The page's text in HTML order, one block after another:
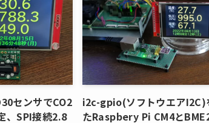
センサでCO2
、SPI接続2.8
i2c-gpio(ソフトウエアI2C)
たRaspbery Pi CM4と